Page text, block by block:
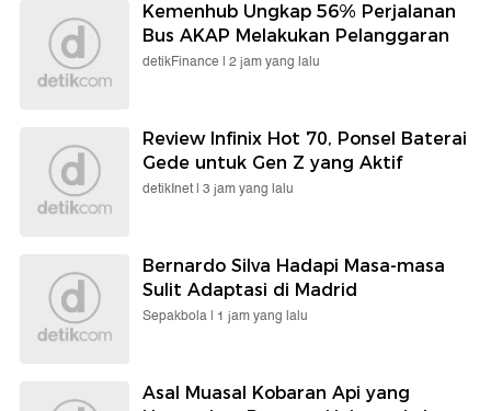
Kemenhub Ungkap 56% Perjalanan
Bus AKAP Melakukan Pelanggaran
detikFinance | 2 jam yang lalu
Review Infinix Hot 70, Ponsel Baterai
Gede untuk Gen Z yang Aktif
detikInet | 3 jam yang lalu
Bernardo Silva Hadapi Masa-masa
Sulit Adaptasi di Madrid
Sepakbola | 1 jam yang lalu
Asal Muasal Kobaran Api yang